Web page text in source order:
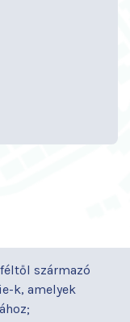
származó
k, amelyek